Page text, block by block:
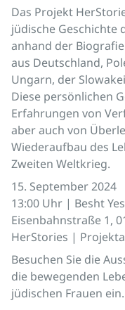
Das Projekt
jüdische Geschichte
anhand der
aus Deutschland,
Ungarn, der
Diese persönlichen
Erfahrungen von
aber auch von
Wiederaufbau des
Zweiten Weltkrieg.
15. September 2024
13:00 Uhr | Besht
Eisenbahnstraße 1,
HerStories |
Besuchen Sie die
die bewegenden
jüdischen Frauen ein.